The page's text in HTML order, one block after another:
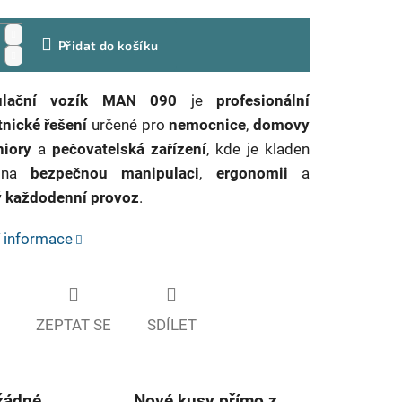
Přidat do košíku
vozík MAN 090 je profesionální
řešeníurčené pronemocnice,domovy
a pečovatelská zařízení, kde je kladen
bezpečnou manipulaci, ergonomii a
každodenní provoz.
informace
ZEPTAT SE SDÍLET